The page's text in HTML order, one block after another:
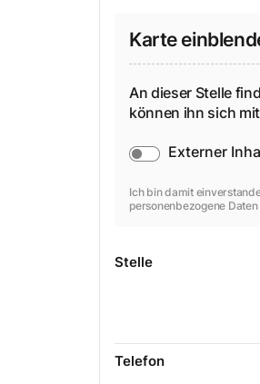
Karte
An dieser Stelle
können ihn sich
Externer
Ich bin damit
personenbezogene
Stelle
Telefon